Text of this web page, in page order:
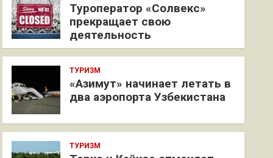
Туроператор «Солвекс»
прекращает свою
деятельность
ТУРИЗМ
«Азимут» начинает летать в
два аэропорта Узбекистана
ТУРИЗМ